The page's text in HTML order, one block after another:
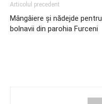
Articolul precedent
Mângâiere și nădejde pentru
bolnavii din parohia Furceni